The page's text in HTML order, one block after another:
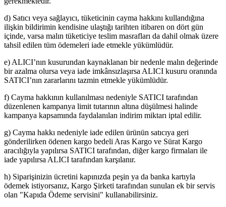
d) Satıcı veya sağlayıcı, tüketicinin cayma hakkını kullandığına
ilişkin bildirimin kendisine ulaştığı tarihten itibaren on dört gün
içinde, varsa malın tüketiciye teslim masrafları da dahil olmak üzere
tahsil edilen tüm ödemeleri iade etmekle yükümlüdür.
e) ALICI’nın kusurundan kaynaklanan bir nedenle malın değerinde
bir azalma olursa veya iade imkânsızlaşırsa ALICI kusuru oranında
SATICI’nın zararlarını tazmin etmekle yükümlüdür.
f) Cayma hakkının kullanılması nedeniyle SATICI tarafından
düzenlenen kampanya limit tutarının altına düşülmesi halinde
kampanya kapsamında faydalanılan indirim miktarı iptal edilir.
g) Cayma hakkı nedeniyle iade edilen ürünün satıcıya geri
gönderilirken ödenen kargo bedeli Aras Kargo ve Sürat Kargo
aracılığıyla yapılırsa SATICI tarafından, diğer kargo firmaları ile
iade yapılırsa ALICI tarafından karşılanır.
h) Siparişinizin ücretini kapınızda peşin ya da banka kartıyla
ödemek istiyorsanız, Kargo Şirketi tarafından sunulan ek bir servis
olan "Kapıda Ödeme servisini" kullanabilirsiniz.